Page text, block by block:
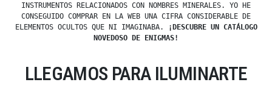
INSTRUMENTOS RELACIONADOS CON NOMBRES MINERALES. YO HE
CONSEGUIDO COMPRAR EN LA WEB UNA CIFRA CONSIDERABLE DE
ELEMENTOS OCULTOS QUE NI IMAGINABA.
¡DESCUBRE UN CATÁLOGO
NOVEDOSO DE ENIGMAS!
LLEGAMOS PARA ILUMINARTE